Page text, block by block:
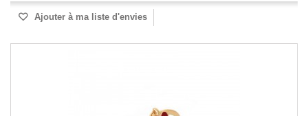
Ajouter à ma liste d'envies